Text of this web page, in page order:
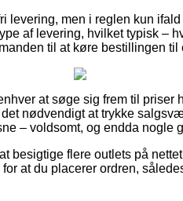
levering, men i reglen kun
af levering, hvilket typisk –
til at køre bestillingen til
at søge sig frem til priser
nødvendigt at trykke
– voldsomt, og endda nogle
besigtige flere outlets på
at du placerer ordren,